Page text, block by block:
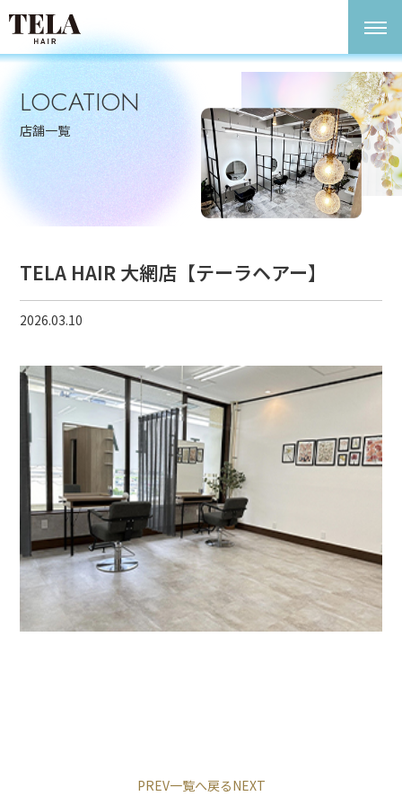
LOCATION
店舗一覧
TELA HAIR 大網店【テーラヘアー】
2026.03.10
PREV一覧へ戻るNEXT